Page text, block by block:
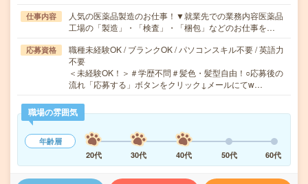
仕事内容
人気の医薬品製造のお仕事！▼就業先での業務内容医薬品
工場の「製造」・「検査」・「梱包」などのお仕事を…
応募資格
職種未経験OK / ブランクOK / パソコンスキル不要 / 英語力
不要
＜未経験OK！＞＃学歴不問＃髪色・髪型自由！○応募後の
流れ「応募する」ボタンをクリック↓メールにてw…
職場の雰囲気
年齢層
20代
30代 40代 50代 60代